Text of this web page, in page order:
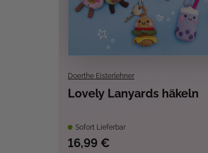
Doerthe Eisterlehner
Lovely Lanyards häkeln
Sofort Lieferbar
16,99 €